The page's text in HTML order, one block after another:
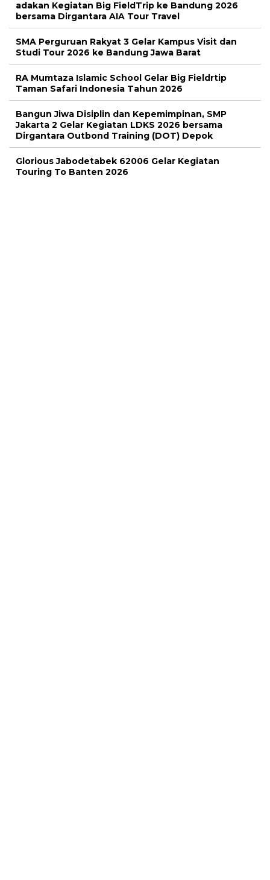
adakan Kegiatan Big FieldTrip ke Bandung 2026
bersama Dirgantara AIA Tour Travel
SMA Perguruan Rakyat 3 Gelar Kampus Visit dan
Studi Tour 2026 ke Bandung Jawa Barat
RA Mumtaza Islamic School Gelar Big Fieldrtip
Taman Safari Indonesia Tahun 2026
Bangun Jiwa Disiplin dan Kepemimpinan, SMP
Jakarta 2 Gelar Kegiatan LDKS 2026 bersama
Dirgantara Outbond Training (DOT) Depok
Glorious Jabodetabek 62006 Gelar Kegiatan
Touring To Banten 2026